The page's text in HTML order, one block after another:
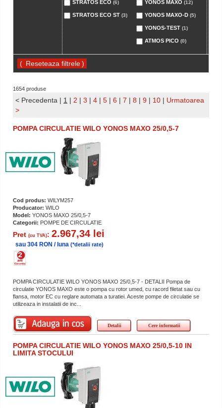
STRATOS ECO (6)
STRATOS ECO ST (3)
YONOS MAXO (12)
YONOS MAXO-D (5)
YONOS-TEST (1)
ATMOS PICO (0)
( )
1654 produse
< Precedenta | 1 | 2 | 3 | 4 | 5 | 6 | 7 | 8 | 9 | 10 | Urmatoarea
>
POMPA CIRCULATIE WILO YONOS MAXO 25/0,5-7
Cod produs: WILYM257
Producator: WILO
Model: YONOS MAXO 25/0,5-7
Categorii: POMPE DE CIRCULATIE
Pret (cu TVA): 2.967,34 lei
sau 304 RON / luna (*detalii rate)
POMPA CIRCULATIE WILO YONOS MAXO 25/0,5-7 - DETALII Pompa de
circulatie YONOS MAXO este o pompa cu rotor umed, cu racord filetat sau cu
flansa, motor EC cu reglare automata a turatiei. Aceste pompe de circulatie se
utilizeaza in instalatii de inc...
Detalii Cere informatii
POMPA CIRCULATIE WILO YONOS MAXO 25/0,5-10 IN
LIMITA STOCULUI